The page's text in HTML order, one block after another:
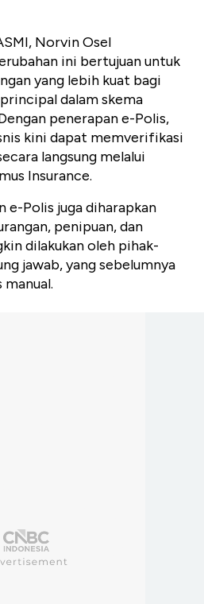
Norvin Osel
ini bertujuan untuk
yang lebih kuat bagi
dalam skema
penerapan e-Polis,
kini dapat memverifikasi
langsung melalui
Insurance.
e-Polis juga diharapkan
penipuan, dan
dilakukan oleh pihak-
jawab, yang sebelumnya